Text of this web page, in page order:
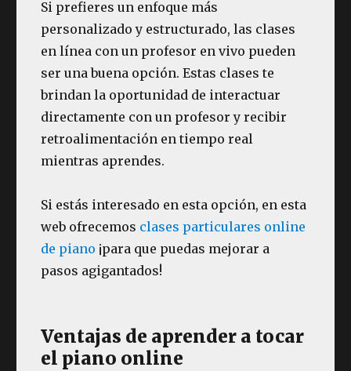
Si prefieres un enfoque más
personalizado y estructurado, las clases
en línea con un profesor en vivo pueden
ser una buena opción. Estas clases te
brindan la oportunidad de interactuar
directamente con un profesor y recibir
retroalimentación en tiempo real
mientras aprendes.
Si estás interesado en esta opción, en esta
web ofrecemos clases particulares online
de piano ¡para que puedas mejorar a
pasos agigantados!
Ventajas de aprender a tocar
el piano online